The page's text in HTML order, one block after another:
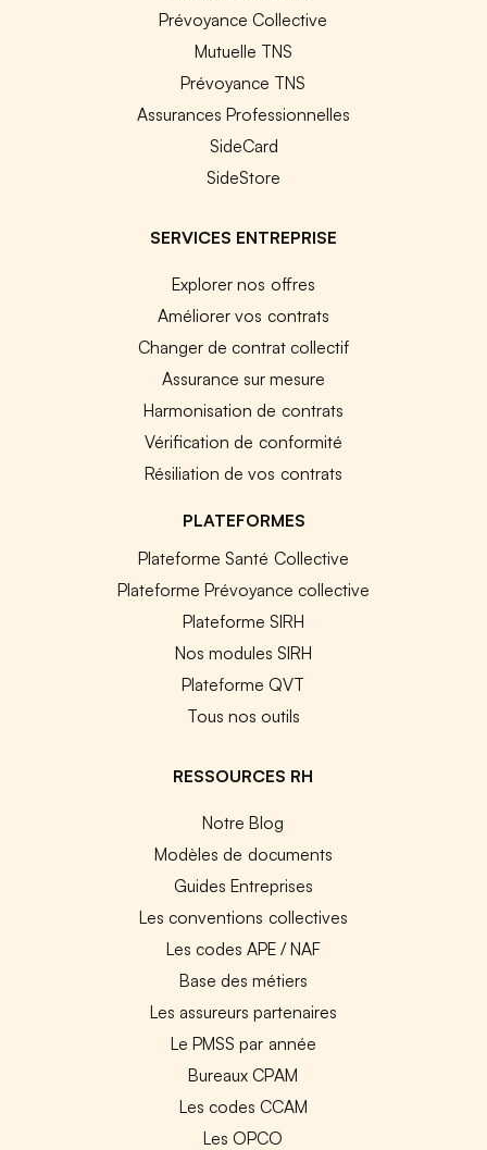
Prévoyance Collective
Mutuelle TNS
Prévoyance TNS
Assurances Professionnelles
SideCard
SideStore
SERVICES ENTREPRISE
Explorer nos offres
Améliorer vos contrats
Changer de contrat collectif
Assurance sur mesure
Harmonisation de contrats
Vérification de conformité
Résiliation de vos contrats
PLATEFORMES
Plateforme Santé Collective
Plateforme Prévoyance collective
Plateforme SIRH
Nos modules SIRH
Plateforme QVT
Tous nos outils
RESSOURCES RH
Notre Blog
Modèles de documents
Guides Entreprises
Les conventions collectives
Les codes APE / NAF
Base des métiers
Les assureurs partenaires
Le PMSS par année
Bureaux CPAM
Les codes CCAM
Les OPCO